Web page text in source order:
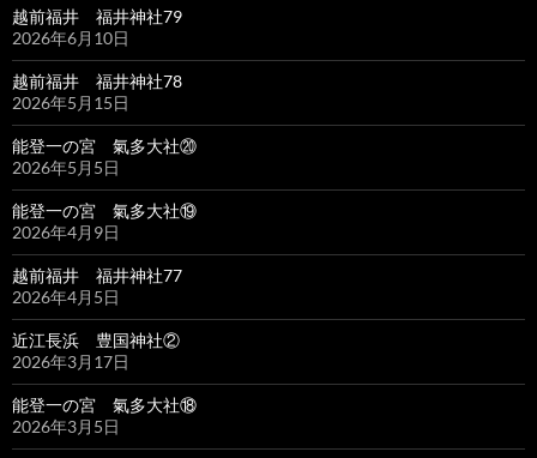
越前福井 福井神社79
2026年6月10日
越前福井 福井神社78
2026年5月15日
能登一の宮 氣多大社⑳
2026年5月5日
能登一の宮 氣多大社⑲
2026年4月9日
越前福井 福井神社77
2026年4月5日
近江長浜 豊国神社②
2026年3月17日
能登一の宮 氣多大社⑱
2026年3月5日